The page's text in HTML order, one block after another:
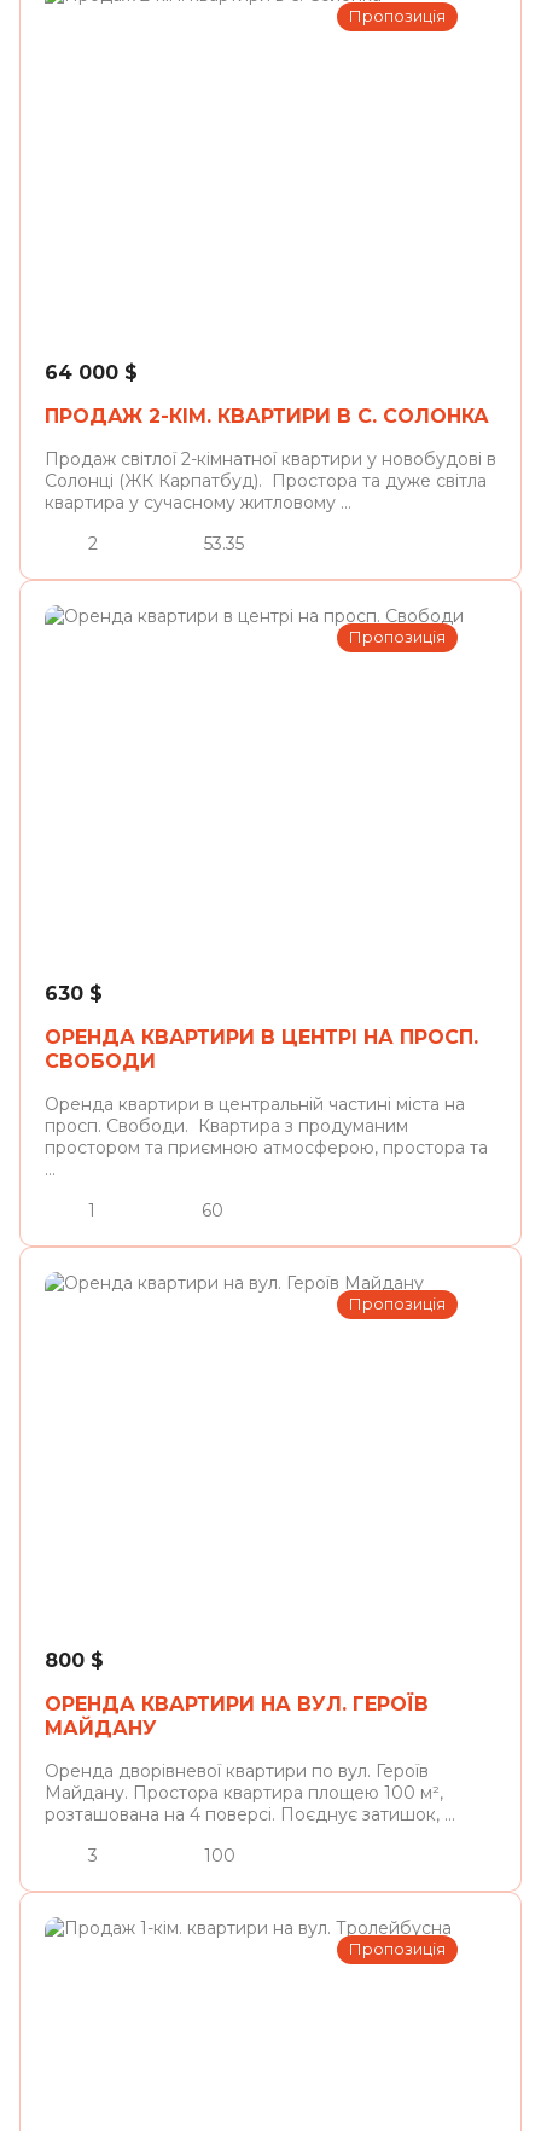
Пропозиція
64 000 $
ПРОДАЖ 2-КІМ. КВАРТИРИ В С. СОЛОНКА
Продаж світлої 2-кімнатної квартири у новобудові в
Солонці (ЖК Карпатбуд). Простора та дуже світла
квартира у сучасному житловому ...
2
53.35
Пропозиція
630 $
ОРЕНДА КВАРТИРИ В ЦЕНТРІ НА ПРОСП.
СВОБОДИ
Оренда квартири в центральній частині міста на
просп. Свободи. Квартира з продуманим
простором та приємною атмосферою, простора та
...
1
60
Пропозиція
800 $
ОРЕНДА КВАРТИРИ НА ВУЛ. ГЕРОЇВ
МАЙДАНУ
Оренда дворівневої квартири по вул. Героїв
Майдану. Простора квартира площею 100 м²,
розташована на 4 поверсі. Поєднує затишок, ...
3
100
Пропозиція